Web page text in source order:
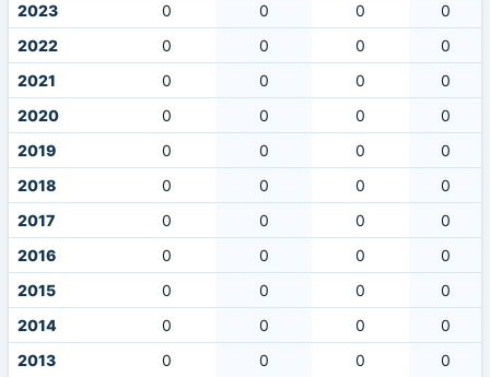
2023
0 0 0
0
2022
0 0 0
0
2021
0 0 0
0
2020
0 0 0
0
2019
0 0 0
0
2018
0 0 0
0
2017
0 0 0
0
2016
0 0 0
0
2015
0 0 0
0
2014
0 0 0
0
2013
0 0 0 0